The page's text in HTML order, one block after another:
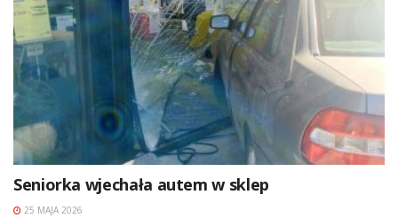
Seniorka wjechała autem w sklep
25 MAJA 2026